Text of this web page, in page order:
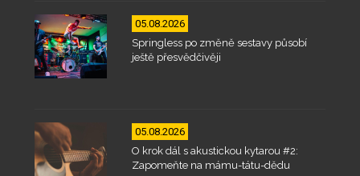
05.08.2026
Springless po změně sestavy působí
ještě přesvědčivěji
05.08.2026
O krok dál s akustickou kytarou #2:
Zapomeňte na mámu-tátu-dědu